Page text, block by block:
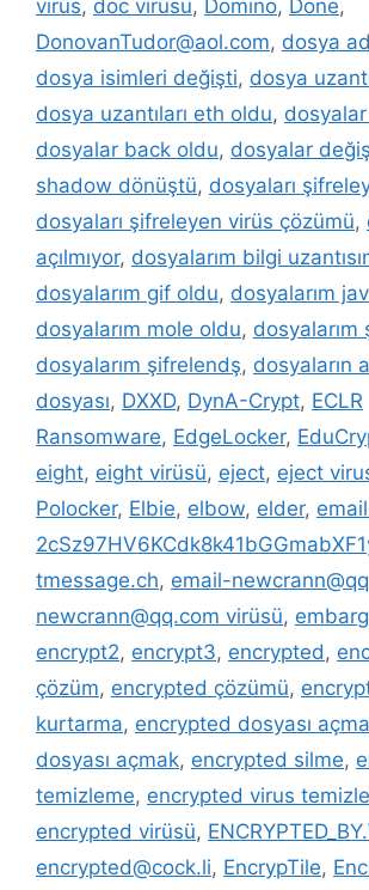
virüs, doc virüsü, Domino, Done,
DonovanTudor@aol.com, dosya
dosya isimleri değişti, dosya
dosya uzantıları eth oldu,
dosyalar back oldu, dosyalar
shadow dönüştü, dosyaları
dosyaları şifreleyen virüs çözümü,
açılmıyor, dosyalarım bilgi
dosyalarım gif oldu, dosyalarım
dosyalarım mole oldu, dosyalarım
dosyalarım şifrelendş, dosyaların
dosyası, DXXD, DynA-Crypt, ECLR
Ransomware, EdgeLocker,
eight, eight virüsü, eject, eject
Polocker, Elbie, elbow, elder,
tmessage.ch, email-
newcrann@qq.com virüsü,
encrypt2, encrypt3, encrypted,
çözüm, encrypted çözümü,
kurtarma, encrypted dosyası açma
dosyası açmak, encrypted silme,
temizleme, encrypted virus
encrypted virüsü,
encrypted@cock.li, EncrypTile,